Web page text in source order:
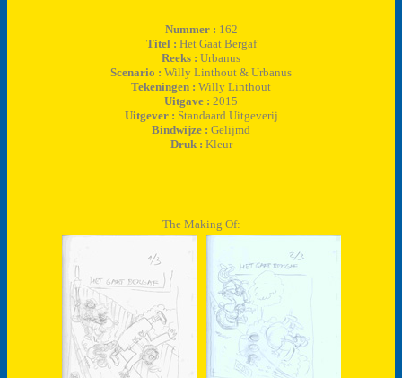
Nummer : 162
Titel : Het Gaat Bergaf
Reeks : Urbanus
Scenario : Willy Linthout & Urbanus
Tekeningen : Willy Linthout
Uitgave : 2015
Uitgever : Standaard Uitgeverij
Bindwijze : Gelijmd
Druk : Kleur
The Making Of: